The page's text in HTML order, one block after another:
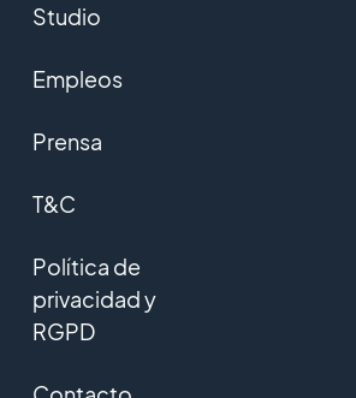
Studio
Empleos
Prensa
T&C
Política de
privacidad y
RGPD